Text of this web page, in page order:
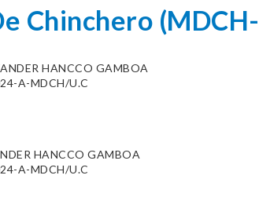
Chinchero
HANCCO GAMBOA
A-MDCH/U.C
HANCCO GAMBOA
A-MDCH/U.C